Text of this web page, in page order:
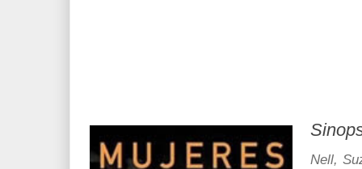
Nell,